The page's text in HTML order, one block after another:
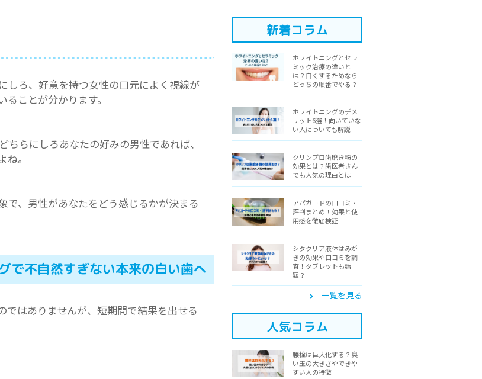
しろ、好意を持つ女性の口元によく視線が
ことが分かります。
らにしろあなたの好みの男性であれば、
。
で、男性があなたをどう感じるかが決まる
で不自然すぎない本来の白い歯へ
はありませんが、短期間で結果を出せる
新着コラム
ホワイトニングとセラ
ミック治療の違いと
は？白くするためなら
どっちの順番でやる？
ホワイトニングのデメ
リット6選！向いていな
い人についても解説
クリンプロ歯磨き粉の
効果とは？歯医者さん
でも人気の理由とは
アパガードの口コミ・
評判まとめ！効果と使
用感を徹底検証
シタクリア液体はみが
きの効果や口コミを調
査！タブレットも話
題？
一覧を見る
人気コラム
膿栓は巨大化する？臭
い玉の大きさやできや
すい人の特徴